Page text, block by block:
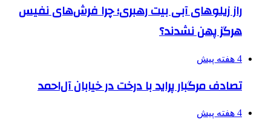
راز زیلوهای آبی بیت رهبری؛ چرا فرش‌های نفیس
هرگز پهن نشدند؟
4 هفته پیش
تصادف مرگبار پراید با درخت در خیابان آل‌احمد
4 هفته پیش